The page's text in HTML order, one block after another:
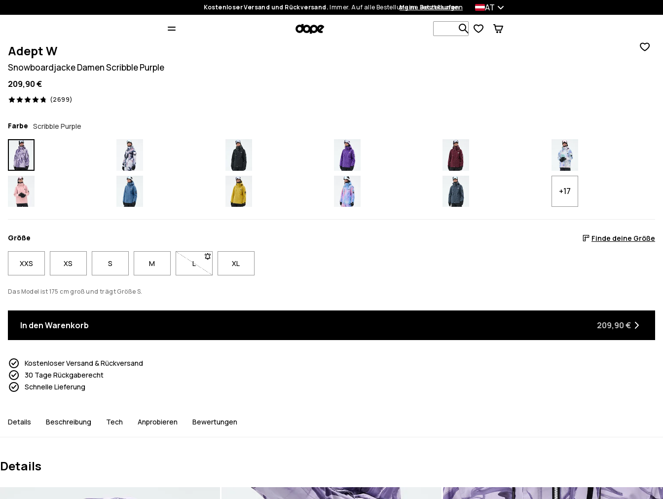
Kostenloser Versand und Rückversand.Immer. Auf alle Bestellungen. Jetzt kaufen
Meine Bestellungen AT
Durchsuche 1 000+ Produkte
Adept W
Snowboardjacke Damen Scribble Purple
209,90 €
(2699)
2699 Reviews, 4.8/5
Farbe Scribble Purple
+17
Größe Finde deine Größe
XXS XS S M L- Größe L nicht verfügbar. Klicke, um benachrichtigt zu werden, wenn sie wieder auf Lager ist
XL
Das Model ist 175 cm groß und trägt Größe S.
In den Warenkorb 209,90 €
Kostenloser Versand & Rückversand
30 Tage Rückgaberecht
Schnelle Lieferung
Details Beschreibung Tech Anprobieren Bewertungen
Details